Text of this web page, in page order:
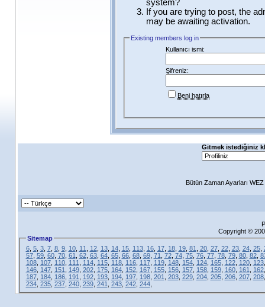
system?
If you are trying to post, the
may be awaiting activation.
Existing members log in
Kullanıcı ismi:
Şifreniz:
Beni hatırla
Gitmek istediğiniz
Bütün Zaman Ayarları
Copyright ©
Sitemap
6, 5, 3, 7, 8, 9, 10, 11 12, 13, 14, 15, 113, 16, 17, 18, 19, 81 20, 27, 22, 23, 24, 25,
57, 59, 60, 70, 61 62, 63, 64, 65, 66, 68, 69, 71 72, 74, 75, 76, 77, 78, 79, 80, 82,
108, 107, 110, 111 114, 115, 118, 116, 117, 119, 148, 154, 124, 165, 122, 120, 123
146, 147, 151 149, 202, 175, 164, 152, 167, 155, 156, 157, 158, 159, 160, 161 162
187, 184, 186, 191 192, 193, 194, 197, 198, 201 203, 229, 204, 205, 206, 207, 208
234, 235, 237, 240, 239, 241 243, 242, 244,